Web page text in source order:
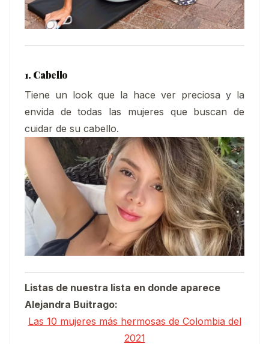
1. Cabello
Tiene un look que la hace ver preciosa y la
envida de todas las mujeres que buscan de
cuidar de su cabello.
Listas de nuestra lista en donde aparece
Alejandra Buitrago:
Las 10 mujeres más hermosas de Colombia del
2021